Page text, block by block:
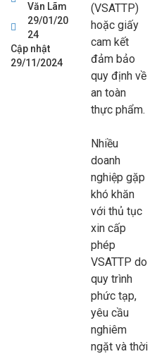
Văn Lãm
29/01/20
24
Cập nhật
29/11/2024
(VSATTP)
hoặc giấy
cam kết
đảm bảo
quy định về
an toàn
thực phẩm.
Nhiều
doanh
nghiệp gặp
khó khăn
với thủ tục
xin cấp
phép
VSATTP do
quy trình
phức tạp,
yêu cầu
nghiêm
ngặt và thời